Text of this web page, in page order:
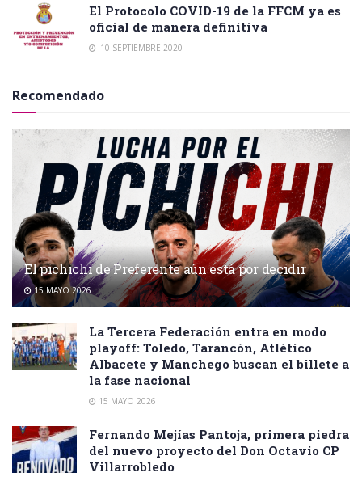
El Protocolo COVID-19 de la FFCM ya es
oficial de manera definitiva
10 SEPTIEMBRE 2020
Recomendado
El pichichi de Preferente aún está por decidir
15 MAYO 2026
La Tercera Federación entra en modo
playoff: Toledo, Tarancón, Atlético
Albacete y Manchego buscan el billete a
la fase nacional
15 MAYO 2026
Fernando Mejías Pantoja, primera piedra
del nuevo proyecto del Don Octavio CP
Villarrobledo